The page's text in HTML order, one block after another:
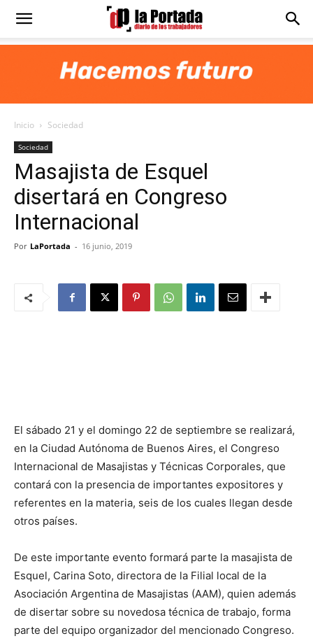
Diario
Portada
Inicio Sociedad
Sociedad
Masajista de Esquel
disertará en Congreso
Internacional
Por LaPortada - 16 junio, 2019
El sábado 21 y el domingo 22 de septiembre se realizará,
en la Ciudad Autónoma de Buenos Aires, el Congreso
Internacional de Masajistas y Técnicas Corporales, que
contará con la presencia de importantes expositores y
referentes en la materia, seis de los cuales llegan desde
otros países.
De este importante evento formará parte la masajista de
Esquel, Carina Soto, directora de la Filial local de la
Asociación Argentina de Masajistas (AAM), quien además
de disertar sobre su novedosa técnica de trabajo, forma
parte del equipo organizador del mencionado Congreso.